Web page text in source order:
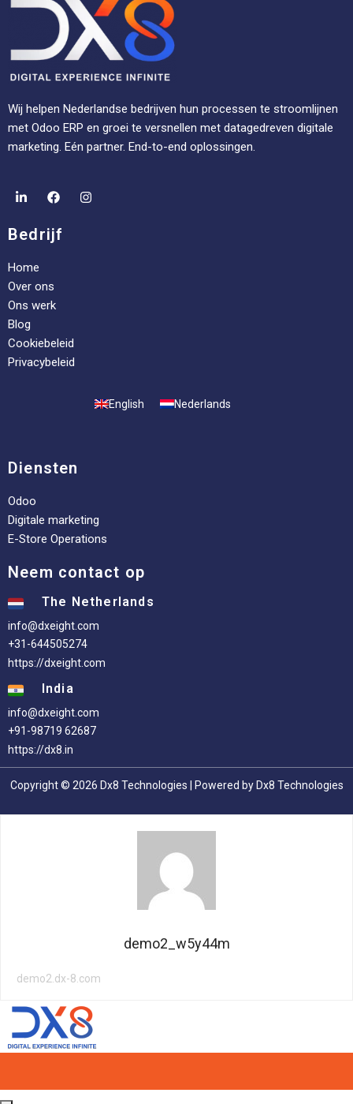
Wij helpen Nederlandse bedrijven hun processen te stroomlijnen
met Odoo ERP en groei te versnellen met datagedreven digitale
marketing. Eén partner. End-to-end oplossingen.
Bedrijf
Home
Over ons
Ons werk
Blog
Cookiebeleid
Privacybeleid
English Nederlands
Diensten
Odoo
Digitale marketing
E-Store Operations
Neem contact op
The Netherlands
info@dxeight.com
+31-644505274
https://dxeight.com
India
info@dxeight.com
+91-98719 62687
https://dx8.in
Copyright © 2026 Dx8 Technologies | Powered by Dx8 Technologies
demo2_w5y44m
demo2.dx-8.com